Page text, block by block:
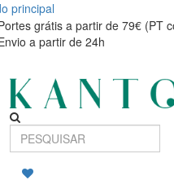
principal
grátis a partir de 79€ (PT
a partir de 24h